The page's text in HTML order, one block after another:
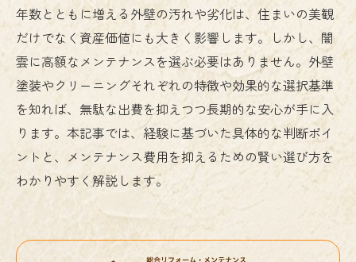
年数とともに増える外壁の汚れや劣化は、住まいの美観
だけでなく資産価値にも大きく影響します。しかし、闇
雲に高額なメンテナンスを選ぶ必要はありません。外壁
塗装やクリーニングそれぞれの特徴や効果的な選択基準
を知れば、無駄な出費を抑えつつ長期的な安心が手に入
ります。本記事では、経験に基づいた具体的な判断ポイ
ントと、メンテナンス費用を抑えるための賢い選び方を
わかりやすく解説します。